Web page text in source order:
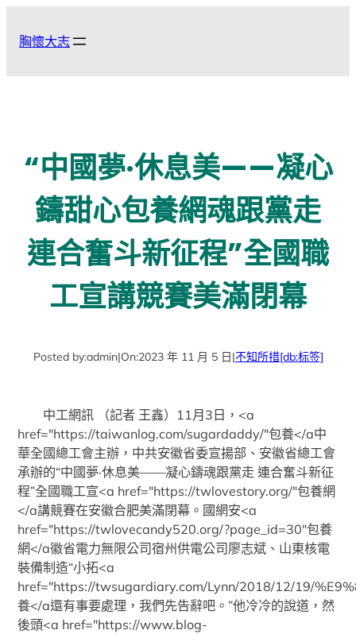
胸懷大志
“中國夢·休息美——凝心
鑄甜心包養網魂跟黨走
連合奮斗新征程”全國職
工宣講競賽美滿閉幕
Posted by:admin|On:2023 年 11 月 5 日|不知所措[db:标签]
中工網訊 （記者 王鑫）11月3日，<a
href="https://taiwanlog.com/sugardaddy/"包養</a中
華全國總工會主辦，中共安徽省委宣揚部、安徽省總工會
承辦的“中國夢·休息美——凝心鑄魂跟黨走 連合奮斗新征
程”全國職工宣<a href="https://twlovestory.org/"包養網
</a講競賽在安徽合肥美滿閉幕。國網安<a
href="https://twlovecandy520.org/?page_id=30"包養
網</a徽省電力無限公司宿州供電公司廖志斌、山東核電
裝備制造“小拓<a
href="https://twsugardiary.com/Lynn/2018/12/19/
養</a還有事要處理，我們先告辭吧。”他冷冷的說道，然
後頭<a href="https://www.blog-